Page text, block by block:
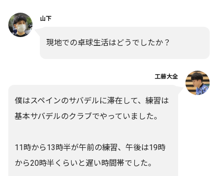
山下
現地での卓球生活はどうでしたか？
工藤大全
僕はスペインのサバデルに滞在して、練習は
基本サバデルのクラブでやっていました。
11時から13時半が午前の練習、午後は19時
から20時半くらいと遅い時間帯でした。